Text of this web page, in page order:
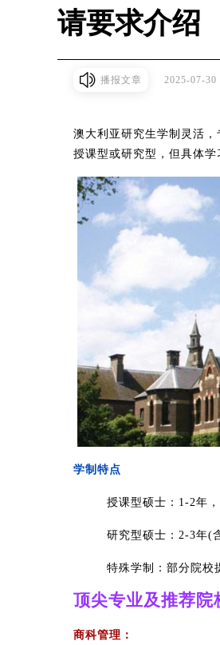
请要求介绍
播报文章 2025-07-30
澳大利亚研究生学制灵活
授课型或研究型，但具体学
学制特点
授课型硕士：1-2年
研究型硕士：2-3年(
特殊学制：部分院校
顶尖专业及推荐院
商科管理：